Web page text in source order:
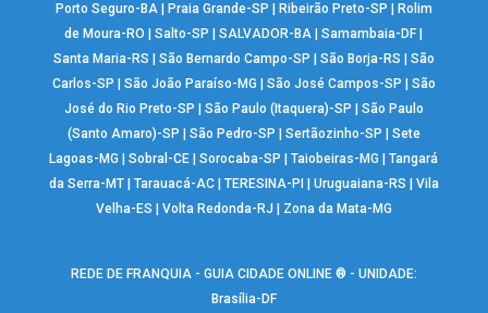
Porto Seguro-BA| Praia Grande-SP Ribeirão Preto-SP
Rolim
de Moura-RO
|Salto-SP |SALVADOR-BA |Samambaia-DF
Santa Maria-RS
São Bernardo Campo-SP São Borja-RS
São
Carlos-SP
São João Paraíso-MG São José Campos-SP
São
José do Rio Preto-SP
São Paulo (Itaquera)-SP
São Paulo
(Santo Amaro)-SP
São Pedro-SP Sertãozinho-SP
Sete
Lagoas-MG
|Sobral-CE |Sorocaba-SP |Taiobeiras-MG |Tangará
da Serra-MT| Tarauacá-AC| TERESINA-PI Uruguaiana-RS
Vila
Velha-ES
Volta Redonda-RJ Zona da Mata-MG
REDE DE FRANQUIA - GUIA CIDADE ONLINE ® - UNIDADE:
Brasília-DF